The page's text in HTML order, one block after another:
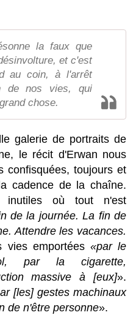
la faux que
et c'est
au coin, à l'arrêt
de nos vies, qui
chose.
galerie de portraits de
le récit d'Erwan nous
confisquées, toujours et
cadence de la chaîne.
inutiles où tout n'est
de la journée. La fin de
Attendre les vacances.
vies emportées «par le
par la cigarette,
massive à [eux]».
[les] gestes machinaux
de n'être personne».